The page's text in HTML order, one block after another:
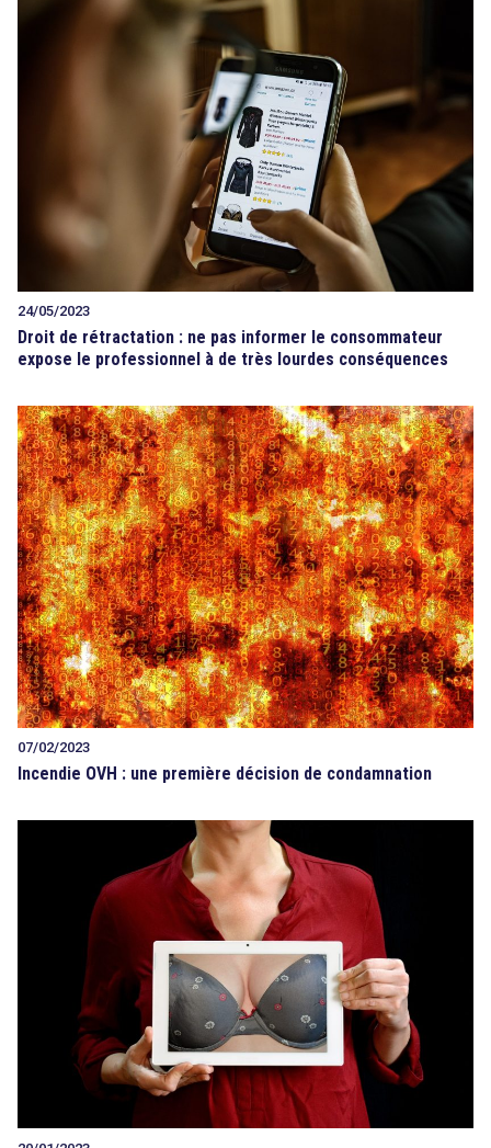
24/05/2023
Droit de rétractation : ne pas informer le consommateur
expose le professionnel à de très lourdes conséquences
07/02/2023
Incendie OVH : une première décision de condamnation